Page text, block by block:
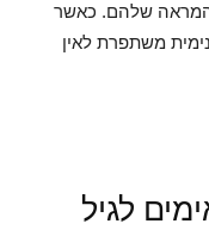
שלהם. כאשר
משתפרת לאין
לגיל